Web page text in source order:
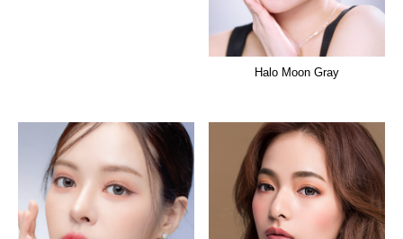
Halo Moon Gray